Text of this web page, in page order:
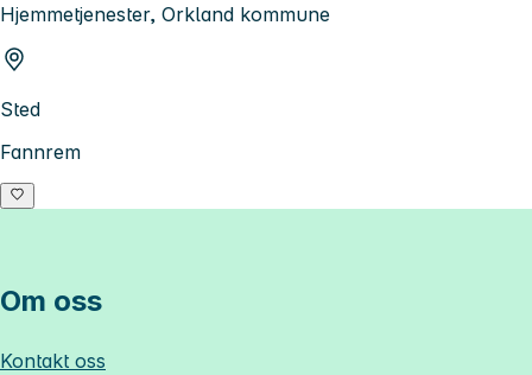
Hjemmetjenester, Orkland kommune
Sted
Fannrem
Om oss
Kontakt oss